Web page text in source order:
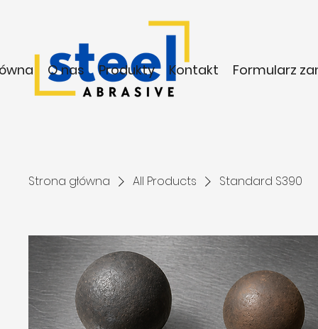
O nas Produkty Kontakt Formularz
Strona główna All Products Standard S390